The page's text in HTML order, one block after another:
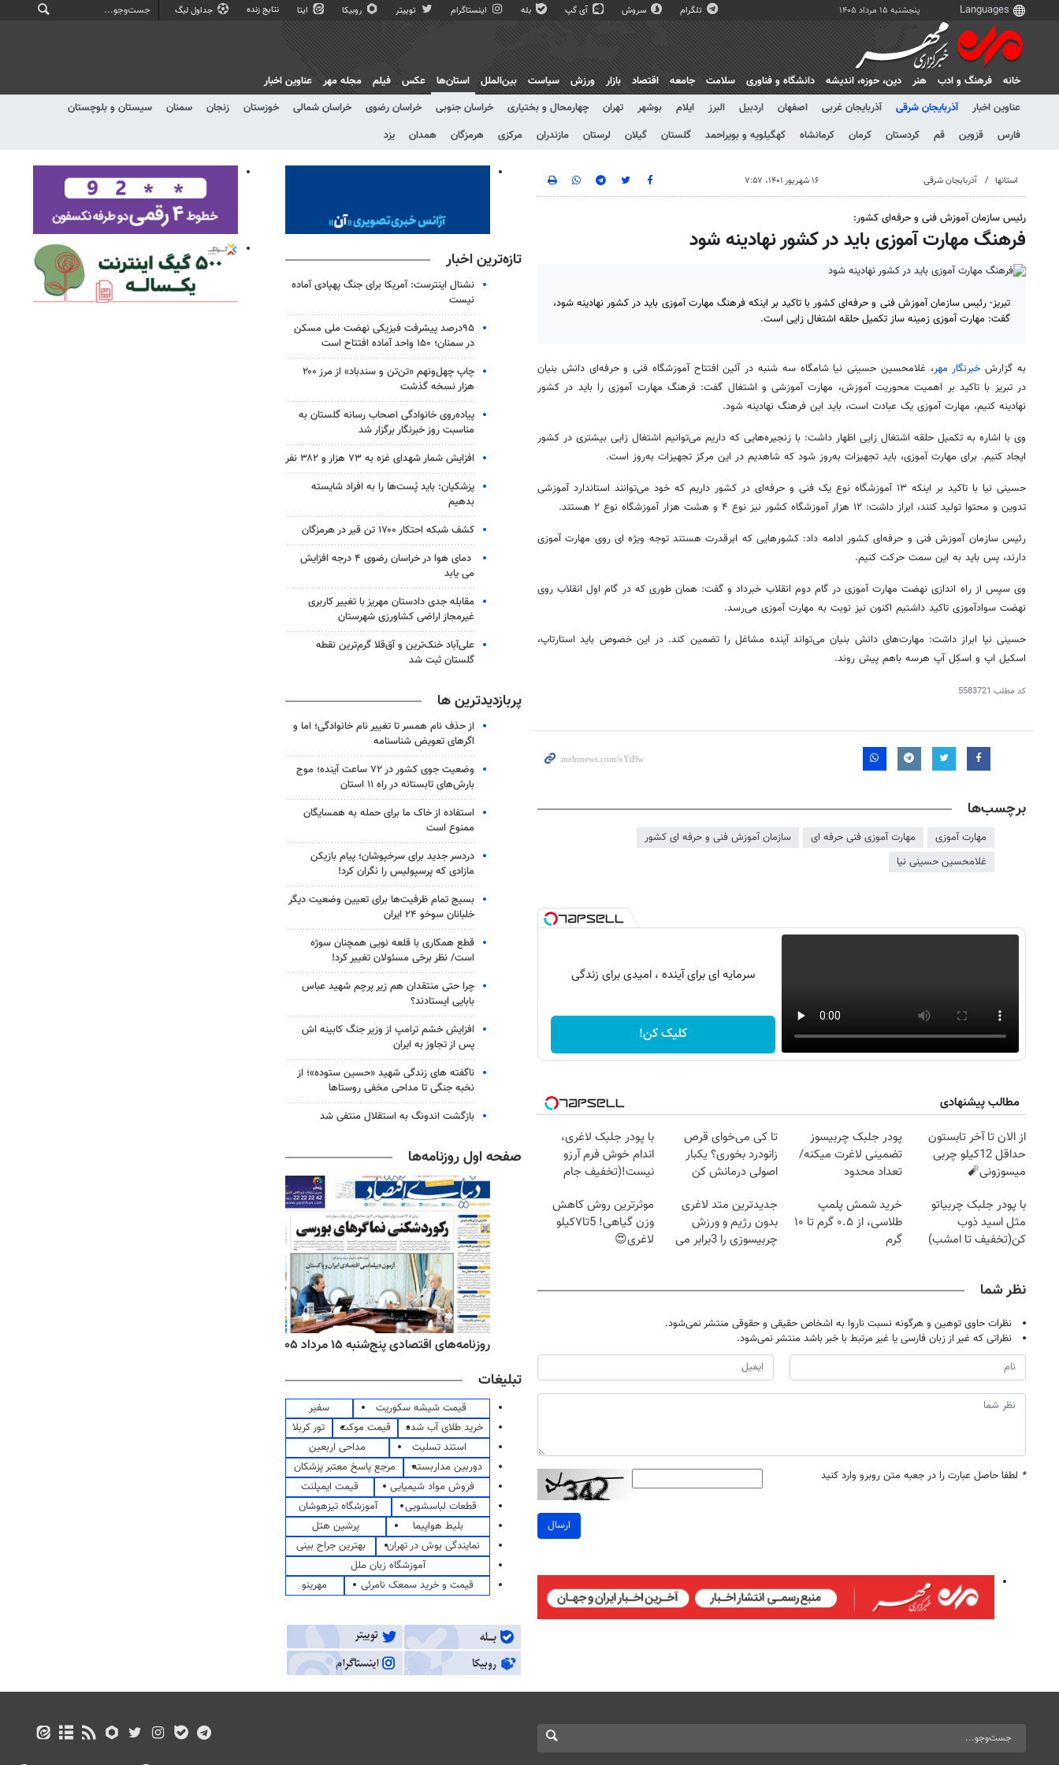
پنجشنبه ۱۵ مرداد ۱۴۰۵ تلگرام سروش آی گپ بله اینستاگرام توییتر روبیکا ایتا نتایج زنده جداول لیگ
خانه فرهنگ و ادب هنر دين، حوزه، انديشه دانشگاه و فناوری سلامت جامعه اقتصاد بازار ورزش سیاست بین‌الملل
استان‌ها
عناوین اخبار
آذربایجان شرقی آذربایجان غربی اصفهان اردبیل البرز ایلام بوشهر تهران چهارمحال و بختیاری خراسان جنوبی خراسان رضوی خراسان شمالی خوزستان زنجان سمنان
سیستان و بلوچستان
فارس
قزوین قم کردستان کرمان کرمانشاه کهگیلویه و بویراحمد گلستان گیلان لرستان مازندران مرکزی هرمزگان همدان یزد
عکس فیلم مجله مهر عناوین اخبار
استانها آذربایجان شرقی ۱۶ شهریور ۱۴۰۱، ۷:۵۷
رئیس سازمان آموزش فنی و حرفه‌ای کشور:
فرهنگ مهارت آموزی باید در کشور نهادینه شود
تبریز- رئیس سازمان آموزش فنی و حرفه‌ای کشور با تاکید بر اینکه فرهنگ مهارت آموزی باید در کشور نهادینه شود،
گفت: مهارت آموزی زمینه ساز تکمیل حلقه اشتغال زایی است.
به گزارش خبرنگار مهر، غلامحسین حسینی نیا شامگاه سه شنبه در آئین افتتاح آموزشگاه فنی و حرفه‌ای دانش بنیان
در تبریز با تاکید بر اهمیت محوریت آموزش، مهارت آموزشی و اشتغال گفت: فرهنگ مهارت آموزی را باید در کشور
نهادینه کنیم، مهارت آموزی یک عبادت است، باید این فرهنگ نهادینه شود.
وی با اشاره به تکمیل حلقه اشتغال زایی اظهار داشت: با زنجیره‌هایی که داریم می‌توانیم اشتغال زایی بیشتری در کشور
ایجاد کنیم. برای مهارت آموزی، باید تجهیزات به‌روز شود که شاهدیم در این مرکز تجهیزات به‌روز است.
حسینی نیا با تاکید بر اینکه ۱۳ آموزشگاه نوع یک فنی و حرفه‌ای در کشور داریم که خود می‌توانند استاندارد آموزشی
تدوین و محتوا تولید کنند، ابراز داشت: ۱۲ هزار آموزشگاه کشور نیز نوع ۴ و هشت هزار آموزشگاه نوع ۲ هستند.
رئیس سازمان آموزش فنی و حرفه‌ای کشور ادامه داد: کشورهایی که ابرقدرت هستند توجه ویژه ایروی مهارت آموزی
دارند، پس باید به این سمت حرکت کنیم.
وی سپس از راه اندازی نهضت مهارت آموزی در گام دوم انقلاب خبردادو گفت: همان طوری که در گام اول انقلاب روی
نهضت سوادآموزی تاکید داشتیم اکنون نیز نوبت به مهارت آموزی می‌رسد.
حسینی نیا ابراز داشت: مهارت‌های دانش بنیان می‌تواند آینده مشاغل را تضمین کند. در این خصوص باید استارتاپ،
اسکیل اپ و اسکِل آپ هرسه باهم پیش روند.
کد مطلب 5583721
برچسب‌ها
مهارت آموزی مهارت آموزی فنی حرفه ای
سازمان آموزش فنی و حرفه ای کشور
غلامحسین حسینی نیا
سرمایه ای برای آینده ، امیدی برای زندگی
کلیک کن!
مطالب پیشنهادی
از الان تا آخر تابستون
حداقل 12کیلو چربی
میسوزونی🧨
پودر جلبک چربیسوز
تضمینی لاغرت میکنه/
تعداد محدود
تا کی می‌خوای قرص
زانودرد بخوری؟ یکبار
اصولی درمانش کن
با پودر جلبک لاغری،
اندام خوش فرم آرزو
نیست!(تخفیف جام
با پودر جلبک چربیاتو
مثل اسید ذوب
کن(تخفیف تا امشب)
خرید شمش پلمپ
طلاسی، از ۰.۵ گرم تا ۱۰
گرم
جدیدترین متد لاغری
بدون رژیم و ورزش
چربیسوزی را 3برابر می
موثرترین روش کاهش
وزن گیاهی! 5تا۷کیلو
لاغری😍
نظر شما
نظرات حاوی توهین و هرگونه نسبت ناروا به اشخاص حقیقی و حقوقی منتشر نمی‌شود.
نظراتی که غیر از زبان فارسی یا غیر مرتبط با خبر باشد منتشر نمی‌شود.
* لطفا حاصل عبارت را در جعبه متن روبرو وارد کنید
ارسال
تازه‌ترین اخبار
نشنال اینترست: آمریکا برای جنگ پهپادی آماده
نیست
۹۵درصد پیشرفت فیزیکی نهضت ملی مسکن
در سمنان؛ ۱۵۰ واحد آماده افتتاح است
چاپ چهل‌ونهم «تن‌تن و سندباد» از مرز ۲۰۰
هزار نسخه گذشت
پیاده‌روی خانوادگی اصحاب رسانه گلستان به
مناسبت روز خبرنگار برگزار شد
افزایش شمار شهدای غزه به ۷۳ هزار و ۳۸۲ نفر
پزشکیان: باید پُست‌ها را به افراد شایسته
بدهیم
کشف شبکه احتکار ۱۷۰۰ تن قیر در هرمزگان
دمای هوا در خراسان رضوی ۴ درجه افزایش
می یابد
مقابله جدی دادستان مهریز با تغییر کاربری
غیرمجاز اراضی کشاورزی شهرستان
علی‌آباد خنک‌ترین و آق‌قلا گرم‌ترین نقطه
گلستان ثبت شد
پربازدیدترین ها
از حذف نام همسر تا تغییر نام خانوادگی؛ اما و
اگرهای تعویض شناسنامه
وضعیت جوی کشور در ۷۲ ساعت آینده؛ موج
بارش‌های تابستانه در راه ۱۱ استان
استفاده از خاک ما برای حمله به همسایگان
ممنوع است
دردسر جدید برای سرخپوشان؛ پیام بازیکن
مازادی که پرسپولیس را نگران کرد!
بسیج تمام ظرفیت‌ها برای تعیین وضعیت دیگر
خلبانان سوخو ۲۴ ایران
قطع همکاری با قلعه نویی همچنان سوژه
است/ نظر برخی مسئولان تغییر کرد!
چرا حتی منتقدان هم زیر پرچم شهید عباس
بابایی ایستادند؟
افزایش خشم ترامپ از وزیر جنگ کابینه اش
پس از تجاوز به ایران
ناگفته های زندگی شهید «حسین ستوده»؛ از
نخبه جنگی تا مداحی مخفی روستاها
بازگشت اندونگ به استقلال منتفی شد
صفحه اول روزنامه‌ها
روزنامه‌های اقتصادی چهارشنبه ۱۴ مرداد ۱۴۰۵ روزنامه‌های اقتصادی پنج‌شنبه ۱۵ مرداد ۱۴۰۵
تبلیغات
قیمت شیشه سکوریت
سفیر
خرید طلای آب شده
قیمت موکت
تور کربلا
استند تسلیت
مداحی اربعین
دوربین مداربسته
مرجع پاسخ معتبر پزشکان
فروش مواد شیمیایی
قیمت ایمپلنت
قطعات لباسشویی
آموزشگاه تیزهوشان
بلیط هواپیما
پرشین هتل
نمایندگی بوش در تهران
بهترین جراح بینی
آموزشگاه زبان ملل
قیمت و خرید سمعک نامرئی
مهرینو